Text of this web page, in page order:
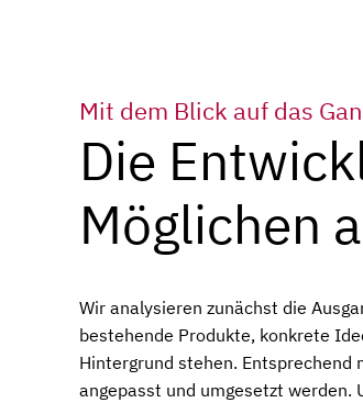
Mit dem Blick auf das
Die
Möglichen
Wir analysieren zunächst die
bestehende Produkte, konkrete
Hintergrund stehen. Entsprechend
angepasst und umgesetzt werden.